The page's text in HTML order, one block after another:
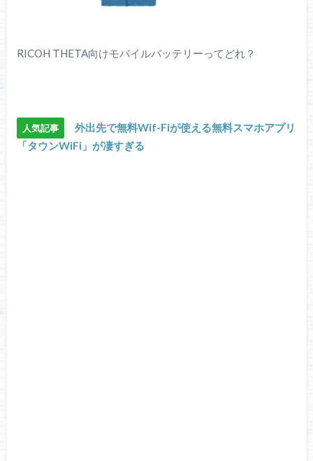
RICOH THETA向けモバイルバッテリーってどれ？
人気記事
外出先で無料Wif-Fiが使える無料スマホアプリ
「タウンWiFi」が凄すぎる